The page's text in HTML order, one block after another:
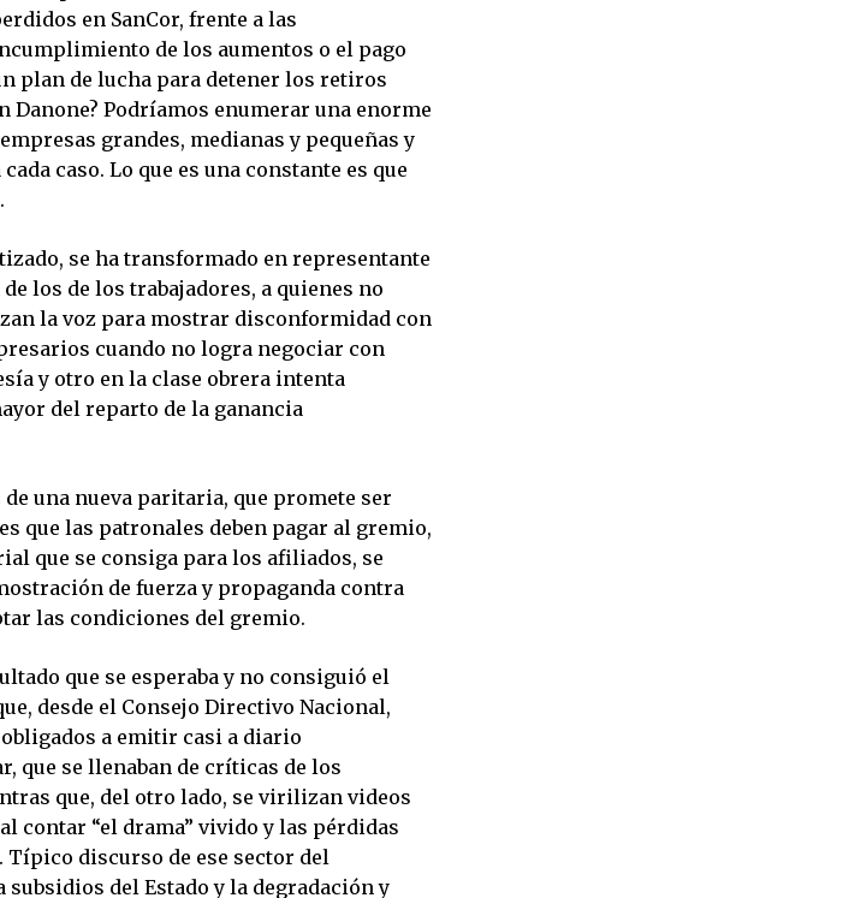
en SanCor, frente a las
de los aumentos o el pago
plan de lucha para detener los retiros
Podríamos enumerar una enorme
grandes, medianas y pequeñas y
caso. Lo que es una constante es que
se ha transformado en representante
los de los trabajadores, a quienes no
la voz para mostrar disconformidad con
cuando no logra negociar con
y otro en la clase obrera intenta
del reparto de la ganancia
una nueva paritaria, que promete ser
que las patronales deben pagar al gremio,
que se consiga para los afiliados, se
de fuerza y propaganda contra
las condiciones del gremio.
que se esperaba y no consiguió el
desde el Consejo Directivo Nacional,
a emitir casi a diario
que se llenaban de críticas de los
que, del otro lado, se virilizan videos
contar “el drama” vivido y las pérdidas
discurso de ese sector del
del Estado y la degradación y